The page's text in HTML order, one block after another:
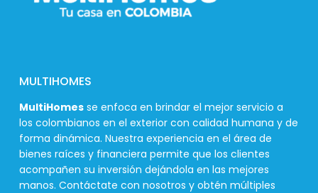
MULTIHOMES
MultiHomes se enfoca en brindar el mejor servicio a
los colombianos en el exterior con calidad humana y de
forma dinámica. Nuestra experiencia en el área de
bienes raíces y financiera permite que los clientes
acompañen su inversión dejándola en las mejores
manos. Contáctate con nosotros y obtén múltiples